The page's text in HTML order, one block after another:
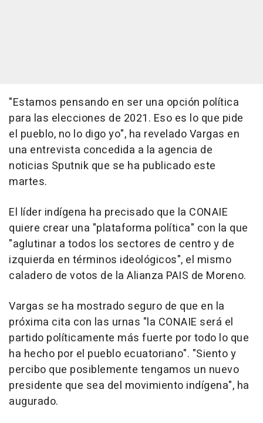
"Estamos pensando en ser una opción política
para las elecciones de 2021. Eso es lo que pide
el pueblo, no lo digo yo", ha revelado Vargas en
una entrevista concedida a la agencia de
noticias Sputnik que se ha publicado este
martes.
El líder indígena ha precisado que la CONAIE
quiere crear una "plataforma política" con la que
"aglutinar a todos los sectores de centro y de
izquierda en términos ideológicos", el mismo
caladero de votos de la Alianza PAIS de Moreno.
Vargas se ha mostrado seguro de que en la
próxima cita con las urnas "la CONAIE será el
partido políticamente más fuerte por todo lo que
ha hecho por el pueblo ecuatoriano". "Siento y
percibo que posiblemente tengamos un nuevo
presidente que sea del movimiento indígena", ha
augurado.